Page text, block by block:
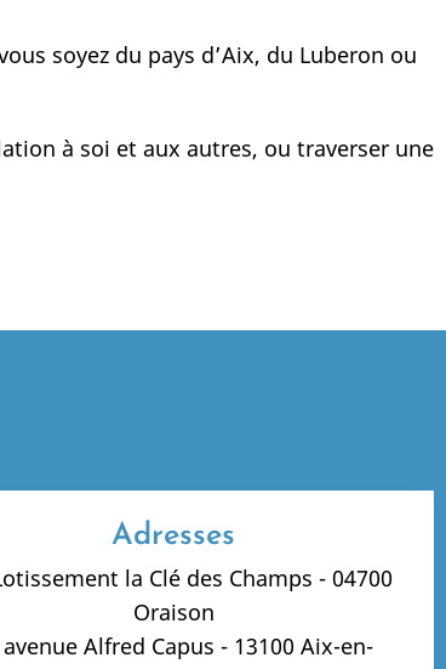
soyez du pays d’Aix, du Luberon ou
à soi et aux autres, ou traverser une
Adresses
la Clé des Champs - 04700
Oraison
Alfred Capus - 13100 Aix-en-